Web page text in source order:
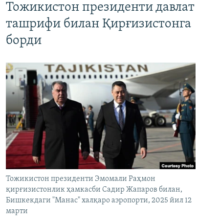
Тожикистон президенти давлат
ташрифи билан Қирғизистонга
борди
Тожикистон президенти Эмомали Раҳмон
қирғизистонлик ҳамкасби Садир Жапаров билан,
Бишкекдаги "Манас" халқаро аэропорти, 2025 йил 12
марти